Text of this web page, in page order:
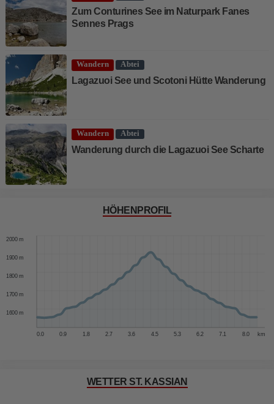
Zum Conturines See im Naturpark Fanes
Sennes Prags
Wandern Abtei
Lagazuoi See und Scotoni Hütte Wanderung
Wandern Abtei
Wanderung durch die Lagazuoi See Scharte
HÖHENPROFIL
0.0 0.9 1.8 2.7 3.6 4.5 5.3 6.2 7.1 8.0 km
1600 m
1700 m
1800 m
1900 m
2000 m
WETTER ST. KASSIAN